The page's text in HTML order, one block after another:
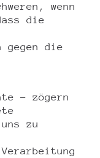
wenn
die
gegen die
– zögern
zu